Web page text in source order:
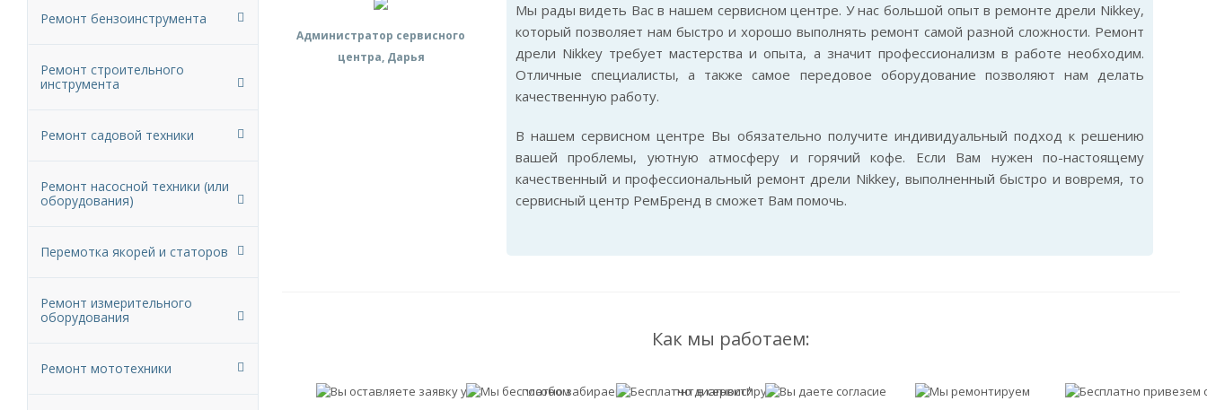
Администратор сервисного
центра, Дарья
Мы рады видеть Вас в нашем сервисном центре. У нас большой опыт в ремонте дрели Nikkey,
который позволяет нам быстро и хорошо выполнять ремонт самой разной сложности. Ремонт
дрели Nikkey требует мастерства и опыта, а значит профессионализм в работе необходим.
Отличные специалисты, а также самое передовое оборудование позволяют нам делать
качественную работу.
В нашем сервисном центре Вы обязательно получите индивидуальный подход к решению
вашей проблемы, уютную атмосферу и горячий кофе. Если Вам нужен по-настоящему
качественный и профессиональный ремонт дрели Nikkey, выполненный быстро и вовремя, то
сервисный центр РемБренд в сможет Вам помочь.
Как мы работаем:
Ремонт бензоинструмента
Ремонт строительного
инструмента
Ремонт садовой техники
Ремонт насосной техники (или
оборудования)
Перемотка якорей и статоров
Ремонт измерительного
оборудования
Ремонт мототехники